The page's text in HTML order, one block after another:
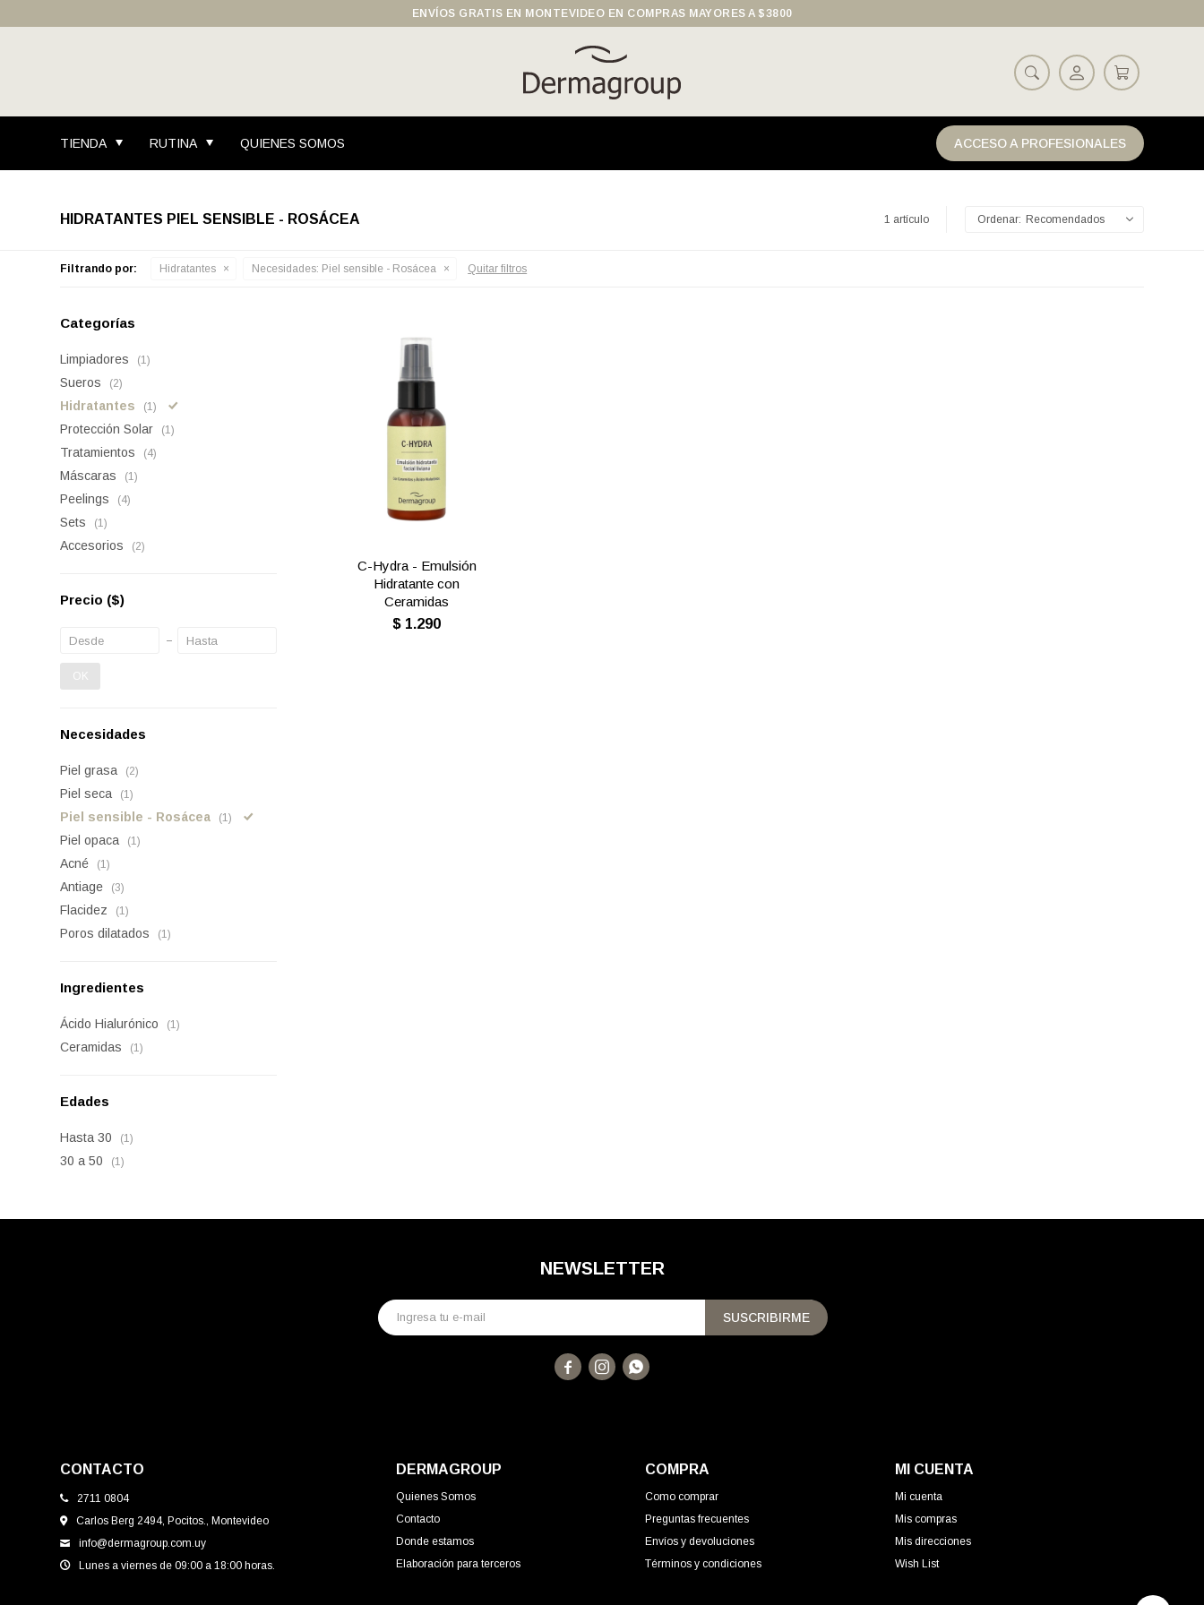
TIENDA RUTINA QUIENES SOMOS ACCESO A PROFESIONALES
ENVÍOS GRATIS EN MONTEVIDEO EN COMPRAS MAYORES A $3800
HIDRATANTES PIEL SENSIBLE - ROSÁCEA 1 artículo Recomendados
Filtrando por: Hidratantes Necesidades: Piel sensible - Rosácea Quitar filtros
C-Hydra - Emulsión
Hidratante con
Ceramidas
$ 1.290
Categorías
Limpiadores (1)
Sueros (2)
Hidratantes (1)
Protección Solar (1)
Tratamientos (4)
Máscaras (1)
Peelings (4)
Sets (1)
Accesorios (2)
Precio ($)
OK
Necesidades
Piel grasa (2)
Piel seca (1)
Piel sensible - Rosácea (1)
Piel opaca (1)
Acné (1)
Antiage (3)
Flacidez (1)
Poros dilatados (1)
Ingredientes
Ácido Hialurónico (1)
Ceramidas (1)
Edades
Hasta 30 (1)
30 a 50 (1)
CONTACTO
2711 0804
Carlos Berg 2494, Pocitos., Montevideo
info@dermagroup.com.uy
Lunes a viernes de 09:00 a 18:00 horas.
DERMAGROUP
Quienes Somos
Contacto
Donde estamos
Elaboración para terceros
COMPRA
Como comprar
Preguntas frecuentes
Envíos y devoluciones
Términos y condiciones
MI CUENTA
Mi cuenta
Mis compras
Mis direcciones
Wish List
NEWSLETTER
SUSCRIBIRME
  